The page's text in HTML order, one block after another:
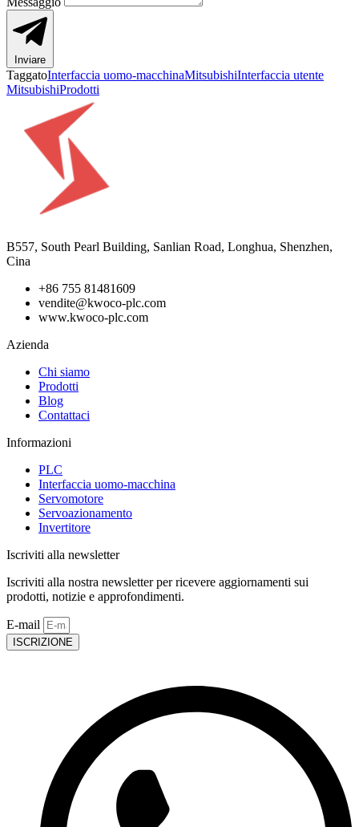
Inviare
TaggatoInterfaccia uomo-macchinaMitsubishiInterfaccia utente
MitsubishiProdotti
B557, South Pearl Building, Sanlian Road, Longhua, Shenzhen,
Cina
+86 755 81481609
vendite@kwoco-plc.com
www.kwoco-plc.com
Azienda
Chi siamo
Prodotti
Blog
Contattaci
Informazioni
PLC
Interfaccia uomo-macchina
Servomotore
Servoazionamento
Invertitore
Iscriviti alla newsletter
Iscriviti alla nostra newsletter per ricevere aggiornamenti sui
prodotti, notizie e approfondimenti.
E-mail
ISCRIZIONE